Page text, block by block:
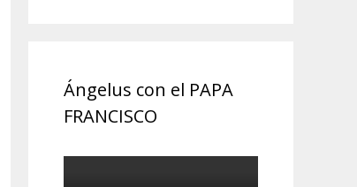
Ángelus con el PAPA
FRANCISCO